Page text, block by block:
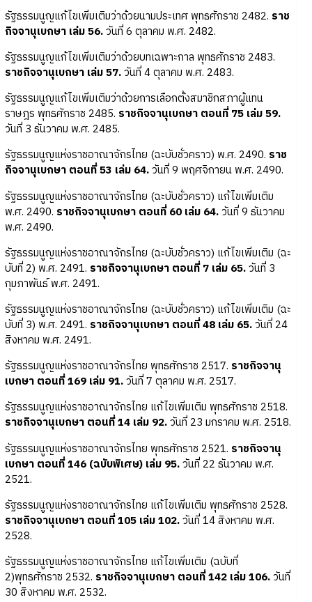
รัฐธรรมนูญแก้ไขเพิ่มเติมว่าด้วยนามประเทศ พุทธศักราช 2482. ราช
กิจจานุเบกษา เล่ม 56.วันที่ 6 ตุลาคม พ.ศ. 2482.
รัฐธรรมนูญแก้ไขเพิ่มเติมว่าด้วยบทเฉพาะกาล พุทธศักราช 2483.
ราชกิจจานุเบกษา เล่ม 57.วันที่ 4 ตุลาคม พ.ศ. 2483.
รัฐธรรมนูญแก้ไขเพิ่มเติมว่าด้วยการเลือกตั้งสมาชิกสภาผู้แทน
ราษฎร พุทธศักราช 2485. ราชกิจจานุเบกษา ตอนที่ 75 เล่ม 59.
วันที่ 3 ธันวาคม พ.ศ. 2485.
รัฐธรรมนูญแห่งราชอาณาจักรไทย (ฉะบับชั่วคราว) พ.ศ. 2490. ราช
กิจจานุเบกษา ตอนที่ 53 เล่ม 64.วันที่ 9 พฤศจิกายน พ.ศ. 2490.
รัฐธรรมนูญแห่งราชอาณาจักรไทย (ฉะบับชั่วคราว) แก้ไขเพิ่มเติม
พ.ศ. 2490. ราชกิจจานุเบกษา ตอนที่ 60 เล่ม 64.วันที่ 9 ธันวาคม
พ.ศ. 2490.
รัฐธรรมนูญแห่งราชอาณาจักรไทย (ฉะบับชั่วคราว) แก้ไขเพิ่มเติม (ฉะ
บับที่ 2) พ.ศ. 2491. ราชกิจจานุเบกษา ตอนที่ 7 เล่ม 65.วันที่ 3
กุมภาพันธ์ พ.ศ. 2491.
รัฐธรรมนูญแห่งราชอาณาจักรไทย (ฉะบับชั่วคราว) แก้ไขเพิ่มเติม (ฉะ
บับที่ 3) พ.ศ. 2491. ราชกิจจานุเบกษา ตอนที่ 48 เล่ม 65.วันที่ 24
สิงหาคม พ.ศ. 2491.
รัฐธรรมนูญแห่งราชอาณาจักรไทย พุทธศักราช 2517. ราชกิจจานุ
เบกษา ตอนที่ 169 เล่ม 91.วันที่ 7 ตุลาคม พ.ศ. 2517.
รัฐธรรมนูญแห่งราชอาณาจักรไทย แก้ไขเพิ่มเติม พุทธศักราช 2518.
ราชกิจจานุเบกษา ตอนที่ 14 เล่ม 92.วันที่ 23 มกราคม พ.ศ. 2518.
รัฐธรรมนูญแห่งราชอาณาจักรไทย พุทธศักราช 2521. ราชกิจจานุ
เบกษา ตอนที่ 146 (ฉบับพิเศษ) เล่ม 95.วันที่ 22 ธันวาคม พ.ศ.
2521.
รัฐธรรมนูญแห่งราชอาณาจักรไทย แก้ไขเพิ่มเติม พุทธศักราช 2528.
ราชกิจจานุเบกษา ตอนที่ 105 เล่ม 102.วันที่ 14 สิงหาคม พ.ศ.
2528.
รัฐธรรมนูญแห่งราชอาณาจักรไทย แก้ไขเพิ่มเติม (ฉบับที่
2)พุทธศักราช 2532. ราชกิจจานุเบกษา ตอนที่ 142 เล่ม 106.วันที่
30 สิงหาคม พ.ศ. 2532.